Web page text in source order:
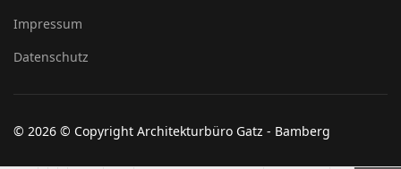
Impressum
Datenschutz
© 2026 © Copyright Architekturbüro Gatz - Bamberg